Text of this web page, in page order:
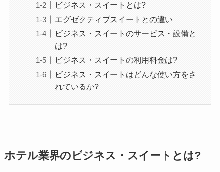
ビジネス・スイートとは?
エグゼクティブスイートとの違い
ビジネス・スイートのサービス・設備と
は?
ビジネス・スイートの利用料金は?
ビジネス・スイートはどんな使い方をさ
れているか?
ホテル業界のビジネス・スイートとは?